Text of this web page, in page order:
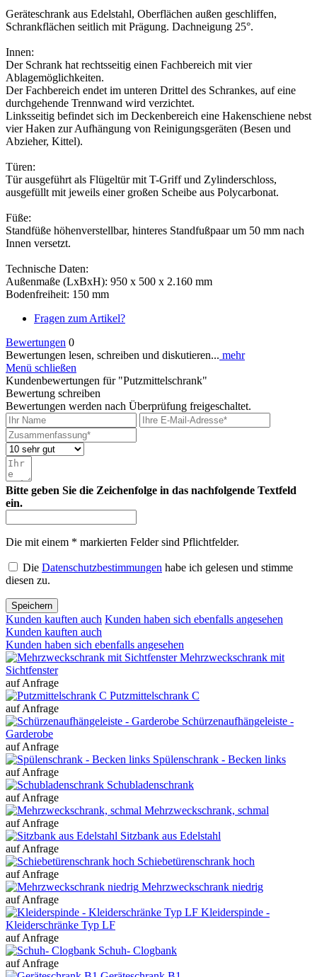
Geräteschrank aus Edelstahl, Oberflächen außen geschliffen,
Schrankflächen seitlich mit Prägung. Dachneigung 25°.
Innen:
Der Schrank hat rechtsseitig einen Fachbereich mit vier
Ablagemöglichkeiten.
Der Fachbereich endet im unteren Drittel des Schrankes, auf eine
durchgehende Trennwand wird verzichtet.
Linksseitig befindet sich im Deckenbereich eine Hakenschiene nebst
vier Haken zur Aufhängung von Reinigungsgeräten (Besen und
Abzieher, Kittel).
Türen:
Tür ausgeführt als Flügeltür mit T-Griff und Zylinderschloss,
ausgefüllt mit jeweils einer großen Scheibe aus Polycarbonat.
Füße:
Standfüße höhenverstellbar, hinteres Standfußpaar um 50 mm nach
Innen versetzt.
Technische Daten:
Außenmaße (LxBxH): 950 x 500 x 2.160 mm
Bodenfreiheit: 150 mm
Fragen zum Artikel?
Bewertungen 0
Bewertungen lesen, schreiben und diskutieren... mehr
Menü schließen
Kundenbewertungen für "Putzmittelschrank"
Bewertung schreiben
Bewertungen werden nach Überprüfung freigeschaltet.
Bitte geben Sie die Zeichenfolge in das nachfolgende Textfeld
ein.
Die mit einem * markierten Felder sind Pflichtfelder.
Die Datenschutzbestimmungen habe ich gelesen und stimme
diesen zu.
Speichern
Kunden kauften auch Kunden haben sich ebenfalls angesehen
Kunden kauften auch
Kunden haben sich ebenfalls angesehen
Mehrzweckschrank mit
Sichtfenster
auf Anfrage
Putzmittelschrank C
auf Anfrage
Schürzenaufhängeleiste -
Garderobe
auf Anfrage
Spülenschrank - Becken links
auf Anfrage
Schubladenschrank
auf Anfrage
Mehrzweckschrank, schmal
auf Anfrage
Sitzbank aus Edelstahl
auf Anfrage
Schiebetürenschrank hoch
auf Anfrage
Mehrzweckschrank niedrig
auf Anfrage
Kleiderspinde -
Kleiderschränke Typ LF
auf Anfrage
Schuh- Clogbank
auf Anfrage